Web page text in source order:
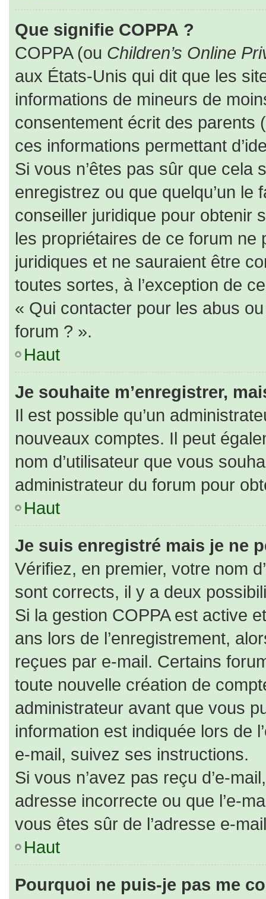
Que signifie COPPA ?
COPPA (ou Children’s Online
aux États-Unis qui dit que les
informations de mineurs de
consentement écrit des parents
ces informations permettant
Si vous n’êtes pas sûr que cela
enregistrez ou que quelqu’un
conseiller juridique pour obtenir
les propriétaires de ce forum
juridiques et ne sauraient être
toutes sortes, à l’exception de
« Qui contacter pour les abus
forum ? ».
Haut
Je souhaite m’enregistrer,
Il est possible qu’un
nouveaux comptes. Il peut
nom d’utilisateur que vous
administrateur du forum pour
Haut
Je suis enregistré mais je ne
Vérifiez, en premier, votre nom
sont corrects, il y a deux
Si la gestion COPPA est active
ans lors de l’enregistrement,
reçues par e-mail. Certains
toute nouvelle création de
administrateur avant que vous
information est indiquée lors de
e-mail, suivez ses instructions.
Si vous n’avez pas reçu d’e-
adresse incorrecte ou que l’e-
vous êtes sûr de l’adresse e-
Haut
Pourquoi ne puis-je pas me